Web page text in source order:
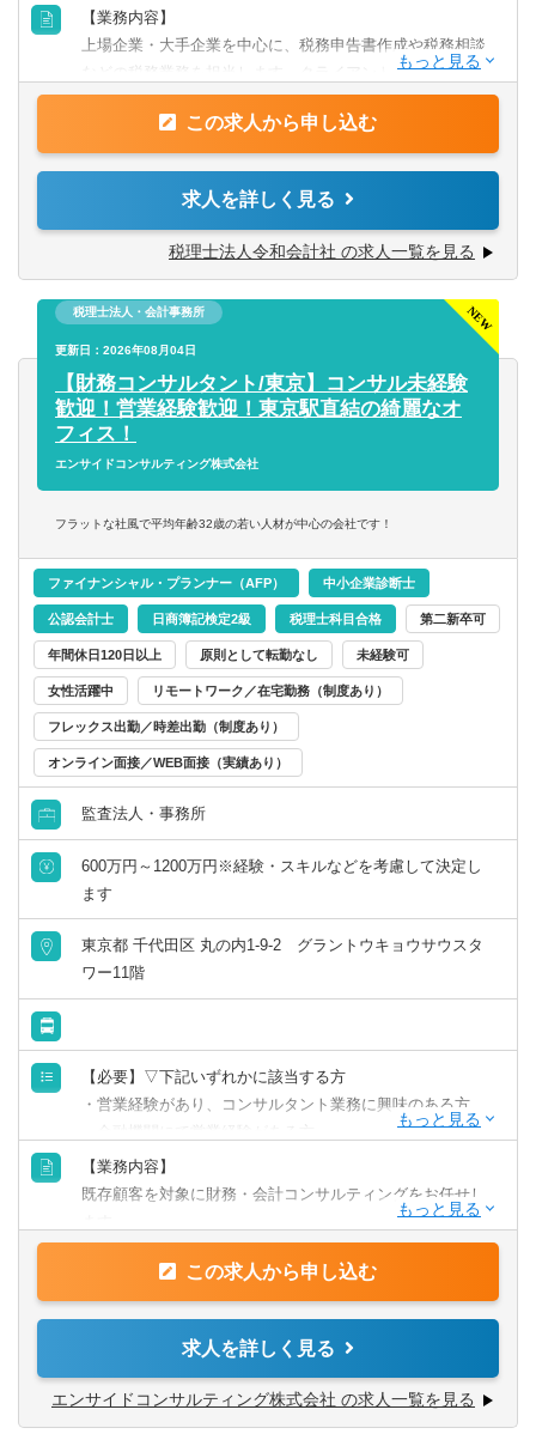
【歓迎】
■監査法人にて実務経験のある方
■会計事務所にて実務経験のある方
■事業会社経理にて実務経験のある方
【業務内容】
上場企業・大手企業を中心に、税務申告書作成や税務相談
などの税務業務を担当します。クライアントに寄り添いな
がら、幅広い税務経験を積むことができます。
【業務詳細】
■各種税務申告書作成
■年末調整、確定申告業務
■法人設立に関する手続き及び届出
■税務相談、コンサルティング業務（連結納税や組織再編
等）
【得られる経験や知識】
■上場企業・大企業の高度な税務スキル
■クライアントを一貫して担当する経験
■領域ごとでクライアントを区切らないため、税務の専門家
として幅広い知見が得られる
この求人から申し込む
求人を詳しく見る
税理士法人令和会計社 の求人一覧を見る
税理士法人・会計事務所
更新日：2026年08月04日
【財務コンサルタント/東京】コンサル未経験
歓迎！営業経験歓迎！東京駅直結の綺麗なオ
フィス！
エンサイドコンサルティング株式会社
フラットな社風で平均年齢32歳の若い人材が中心の会社です！
ファイナンシャル・プランナー（AFP） 中小企業診断士
公認会計士 日商簿記検定2級 税理士科目合格 第二新卒可
年間休日120日以上 原則として転勤なし 未経験可
女性活躍中 リモートワーク／在宅勤務（制度あり）
フレックス出勤／時差出勤（制度あり）
オンライン面接／WEB面接（実績あり）
監査法人・事務所
600万円～1200万円※経験・スキルなどを考慮して決定し
ます
東京都 千代田区 丸の内1-9-2 グラントウキョウサウスタ
ワー11階
【必要】▽下記いずれかに該当する方
・営業経験があり、コンサルタント業務に興味のある方
（中小企業をクライアントにしていると尚可）
・経営企画経験のある方
（簿記・中小企業診断士・ファイナンシャルプランナー・
【業務内容】
既存顧客を対象に財務・会計コンサルティングをお任せし
【具体的には】
・資金繰りの管理
・財務状況改善のための資金調達（融資の借り換えやリス
ケジュールなど）
・事業計画の見直しや策定支援
この求人から申し込む
求人を詳しく見る
エンサイドコンサルティング株式会社 の求人一覧を見る